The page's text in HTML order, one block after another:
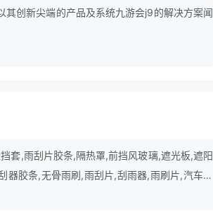
创新尖端的产品及系统九游会j9的解决方案闻
套,雨刮片胶条,隔热罩,前挡风玻璃,遮光板,遮阳
器胶条,无骨雨刷,雨刮片,刮雨器,雨刷片,汽车雨